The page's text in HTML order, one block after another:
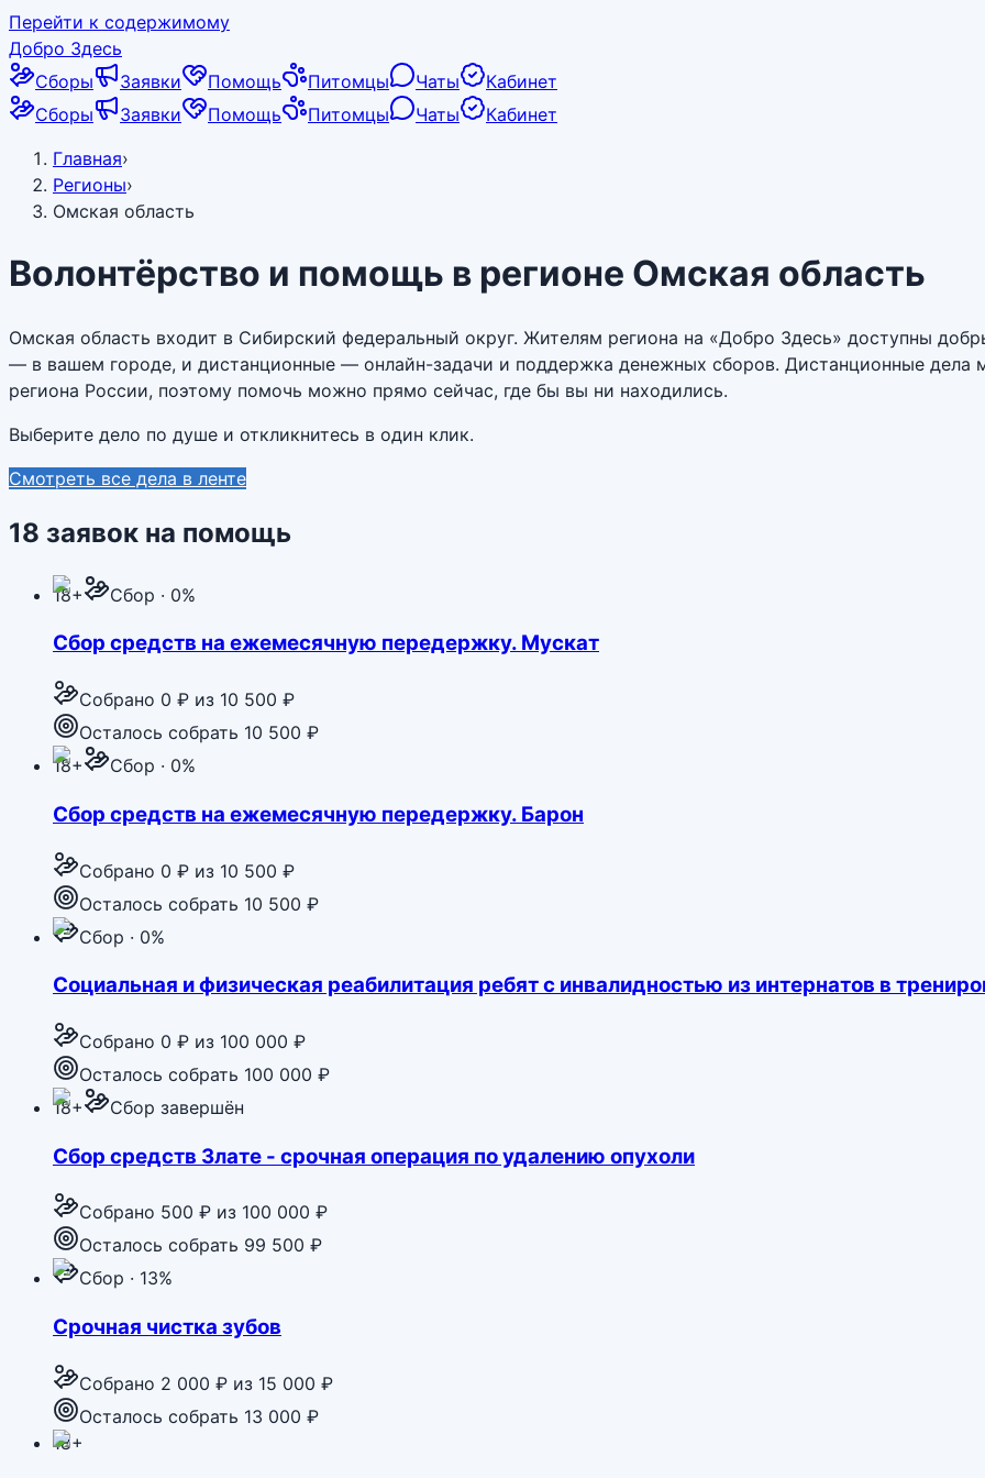
Перейти к содержимому
Добро Здесь
Сборы
Заявки Помощь Питомцы Чаты
Кабинет
Сборы
Заявки Помощь Питомцы Чаты
Кабинет
Главная›
Регионы›
Омская область
Волонтёрство и помощь в регионе Омская область
Омская область входит в Сибирский федеральный округ. Жителям региона на «Добро Здесь» доступны
— в вашем городе, и дистанционные — онлайн-задачи и поддержка денежных сборов. Дистанционные дела
региона России, поэтому помочь можно прямо сейчас, где бы вы ни находились.
Выберите дело по душе и откликнитесь в один клик.
Смотреть все дела в ленте
18 заявок на помощь
18+ Сбор · 0%
Сбор средств на ежемесячную передержку. Мускат
Собрано 0 ₽ из 10 500 ₽
Осталось собрать 10 500 ₽
18+
Сбор · 0%
Сбор средств на ежемесячную передержку. Барон
Собрано 0 ₽ из 10 500 ₽
Осталось собрать 10 500 ₽
Сбор · 0%
Социальная и физическая реабилитация ребят с инвалидностью из интернатов в
Собрано 0 ₽ из 100 000 ₽
Осталось собрать 100 000 ₽
18+
Сбор завершён
Сбор средств Злате - срочная операция по удалению опухоли
Собрано 500 ₽ из 100 000 ₽
Осталось собрать 99 500 ₽
Сбор · 13%
Срочная чистка зубов
Собрано 2 000 ₽ из 15 000 ₽
Осталось собрать 13 000 ₽
18+